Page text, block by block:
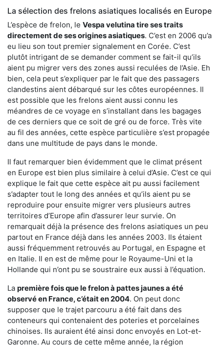
La sélection des frelons asiatiques localisés en Europe
L’espèce de frelon, le Vespa velutina tire ses traits
directement de ses origines asiatiques. C’est en 2006 qu’a
eu lieu son tout premier signalement en Corée. C’est
plutôt intrigant de se demander comment se fait-il qu’ils
aient pu migrer vers des zones aussi reculées de l’Asie. Eh
bien, cela peut s’expliquer par le fait que des passagers
clandestins aient débarqué sur les côtes européennes. Il
est possible que les frelons aient aussi connu les
méandres de ce voyage en s’installant dans les bagages
de ces derniers que ce soit de gré ou de force. Très vite
au fil des années, cette espèce particulière s’est propagée
dans une multitude de pays dans le monde.
Il faut remarquer bien évidemment que le climat présent
en Europe est bien plus similaire à celui d’Asie. C’est ce qui
explique le fait que cette espèce ait pu aussi facilement
s’adapter tout le long des années et qu’ils aient pu se
reproduire pour ensuite migrer vers plusieurs autres
territoires d’Europe afin d’assurer leur survie. On
remarquait déjà la présence des frelons asiatiques un peu
partout en France déjà dans les années 2003. Ils étaient
aussi fréquemment retrouvés au Portugal, en Espagne et
en Italie. Il en est de même pour le Royaume-Uni et la
Hollande qui n’ont pu se soustraire eux aussi à l’équation.
La première fois que le frelon à pattes jaunes a été
observé en France, c’était en 2004. On peut donc
supposer que le trajet parcouru a été fait dans des
conteneurs qui contenaient des poteries et porcelaines
chinoises. Ils auraient été ainsi donc envoyés en Lot-et-
Garonne. Au cours de cette même année, la région